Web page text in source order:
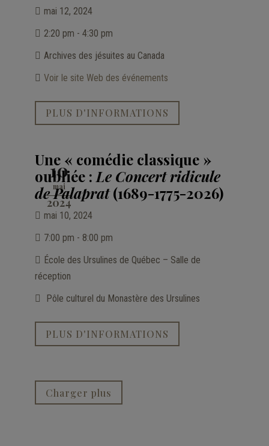
mai 12, 2024
2:20 pm - 4:30 pm
Archives des jésuites au Canada
Voir le site Web des événements
PLUS D'INFORMATIONS
10
mai
2024
Une « comédie classique »
oubliée : Le Concert ridicule
de Palaprat(1689-1775-2026)
mai 10, 2024
7:00 pm - 8:00 pm
École des Ursulines de Québec – Salle de
réception
Pôle culturel du Monastère des Ursulines
PLUS D'INFORMATIONS
Charger plus